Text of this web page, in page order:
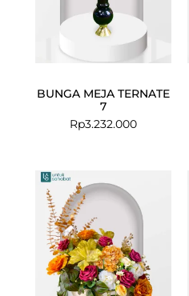
BUNGA MEJA TERNATE
7
Rp3.232.000